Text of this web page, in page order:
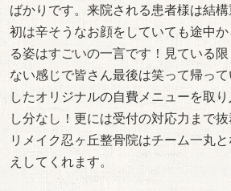
ばかりです。来院される患者様は結
初は辛そうなお顔をしていても途中
る姿はすごいの一言です！見ている
ない感じで皆さん最後は笑って帰っ
したオリジナルの自費メニューを取
し分なし！更には受付の対応力まで
リメイク忍ヶ丘整骨院はチーム一丸
えしてくれます。